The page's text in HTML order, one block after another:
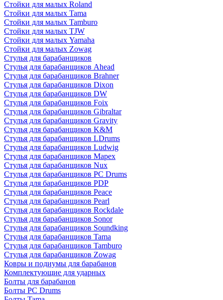
Стойки для малых Roland
Стойки для малых Tama
Стойки для малых Tamburo
Стойки для малых TJW
Стойки для малых Yamaha
Стойки для малых Zowag
Стулья для барабанщиков
Стулья для барабанщиков Ahead
Стулья для барабанщиков Brahner
Стулья для барабанщиков Dixon
Стулья для барабанщиков DW
Стулья для барабанщиков Foix
Стулья для барабанщиков Gibraltar
Стулья для барабанщиков Gravity
Стулья для барабанщиков K&M
Стулья для барабанщиков LDrums
Стулья для барабанщиков Ludwig
Стулья для барабанщиков Mapex
Стулья для барабанщиков Nux
Стулья для барабанщиков PC Drums
Стулья для барабанщиков PDP
Стулья для барабанщиков Peace
Стулья для барабанщиков Pearl
Стулья для барабанщиков Rockdale
Стулья для барабанщиков Sonor
Стулья для барабанщиков Soundking
Стулья для барабанщиков Tama
Стулья для барабанщиков Tamburo
Стулья для барабанщиков Zowag
Ковры и подиумы для барабанов
Комплектующие для ударных
Болты для барабанов
Болты PC Drums